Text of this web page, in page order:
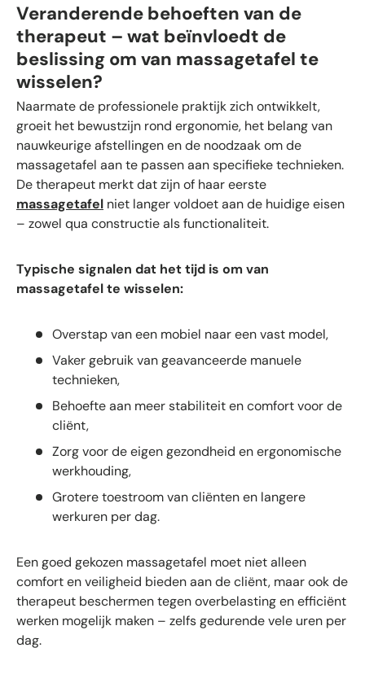
Veranderende behoeften van de
therapeut – wat beïnvloedt de
beslissing om van massagetafel te
wisselen?
Naarmate de professionele praktijk zich ontwikkelt,
groeit het bewustzijn rond ergonomie, het belang van
nauwkeurige afstellingen en de noodzaak om de
massagetafel aan te passen aan specifieke technieken.
De therapeut merkt dat zijn of haar eerste
massagetafel niet langer voldoet aan de huidige eisen
– zowel qua constructie als functionaliteit.
Typische signalen dat het tijd is om van
massagetafel te wisselen:
Overstap van een mobiel naar een vast model,
Vaker gebruik van geavanceerde manuele
technieken,
Behoefte aan meer stabiliteit en comfort voor de
cliënt,
Zorg voor de eigen gezondheid en ergonomische
werkhouding,
Grotere toestroom van cliënten en langere
werkuren per dag.
Een goed gekozen massagetafel moet niet alleen
comfort en veiligheid bieden aan de cliënt, maar ook de
therapeut beschermen tegen overbelasting en efficiënt
werken mogelijk maken – zelfs gedurende vele uren per
dag.